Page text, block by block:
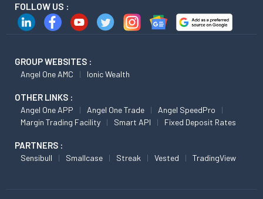
FOLLOW US :
GROUP WEBSITES :
Angel One AMC Ionic Wealth
OTHER LINKS :
Angel One APP Angel One Trade
Angel SpeedPro
Margin Trading Facility
Smart API Fixed Deposit Rates
PARTNERS :
Sensibull Smallcase Streak Vested TradingView